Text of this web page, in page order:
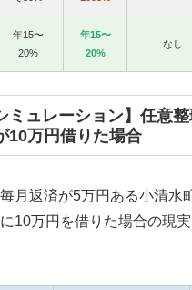
年15〜
20%
年15〜
20%
なし
ミュレーション】任意
10万円借りた場合
月返済が5万円ある小清水
10万円を借りた場合の現